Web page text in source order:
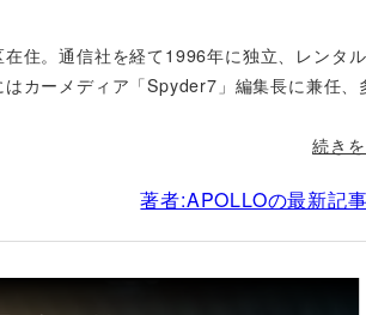
住。通信社を経て1996年に独立、レンタ
カーメディア「Spyder7」編集長に兼任、
続き
著者:APOLLOの最新記